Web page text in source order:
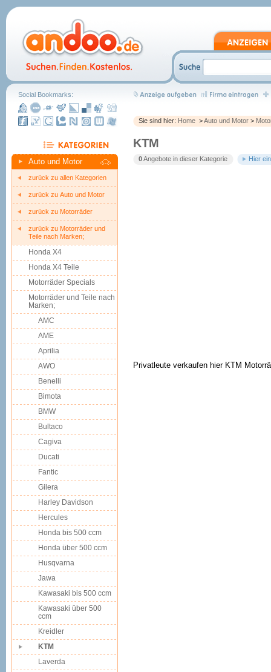
Sie sind hier: Home >Auto und Motor >
KTM
0Angebote in dieser Kategorie Hier
Privatleute verkaufen hier KTM
Social Bookmarks:
Auto und Motor
zurück zu allen Kategorien
zurück zu Auto und Motor
zurück zu Motorräder
zurück zu Motorräder und
Teile nach Marken;
Honda X4
Honda X4 Teile
Motorräder Specials
Motorräder und Teile nach
Marken;
AMC
AME
Aprilia
AWO
Benelli
Bimota
BMW
Bultaco
Cagiva
Ducati
Fantic
Gilera
Harley Davidson
Hercules
Honda bis 500 ccm
Honda über 500 ccm
Husqvarna
Jawa
Kawasaki bis 500 ccm
Kawasaki über 500
ccm
Kreidler
KTM
Laverda